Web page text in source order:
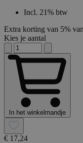
Incl. 21% btw
Extra korting van 5%
Kies je aantal
In het winkelmandje
€ 17,24